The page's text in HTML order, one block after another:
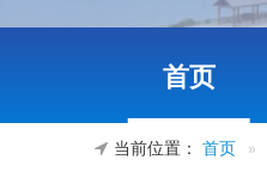
首页
当前位置： 首页 »